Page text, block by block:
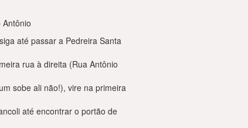
Antônio
até passar a Pedreira Santa
rua à direita (Rua Antônio
sobe ali não!), vire na primeira
até encontrar o portão de